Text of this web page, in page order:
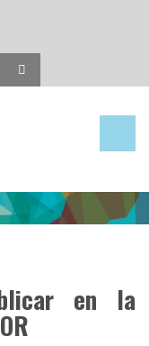
en la